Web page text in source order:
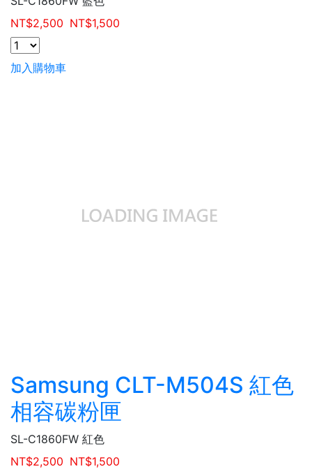
NT$2,500 NT$1,500
加入購物車
Samsung CLT-M504S 紅色
相容碳粉匣
SL-C1860FW 紅色
NT$2,500 NT$1,500